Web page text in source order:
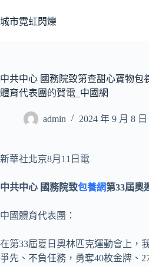
至
容
城市霓虹閃爍
中共中心 國務院致第查甜心寶物包
體育代表團的賀電_中國網
admin 2024 年 9 月 8 日
新華社北京8月11日電
中共中心 國務院致包養網第33屆奧
中國體育代表團：
在第33屆夏日奧林匹克運動會上，
爭先、不負任務，勇奪40枚金牌、